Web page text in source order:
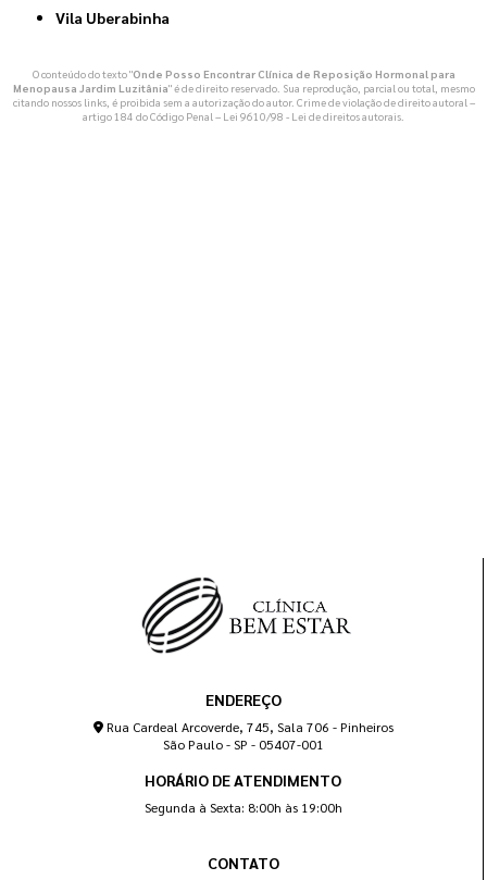
Vila Uberabinha
O conteúdo do texto "Onde Posso Encontrar Clínica de Reposição Hormonal para
Menopausa Jardim Luzitânia" é de direito reservado. Sua reprodução, parcial ou total, mesmo
citando nossos links, é proibida sem a autorização do autor. Crime de violação de direito autoral –
artigo 184 do Código Penal – Lei 9610/98 - Lei de direitos autorais
ENDEREÇO
Rua Cardeal Arcoverde, 745, Sala 706 - Pinheiros
São Paulo - SP - 05407-001
HORÁRIO DE ATENDIMENTO
Segunda à Sexta: 8:00h às 19:00h
CONTATO